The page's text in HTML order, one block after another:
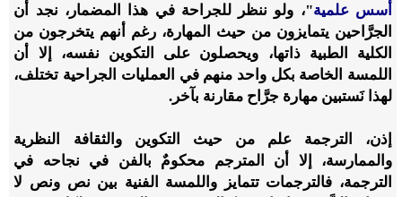
أسس علمية"، ولو ننظر للجراحة في هذا المضمار، نجد أن
الجرَّاحين يتمايزون من حيث المهارة، رغم أنهم يتخرجون من
الكلية الطبية ذاتها، ويحصلون على التكوين نفسه، إلا أن
اللمسة الخاصة بكل واحد منهم في العمليات الجراحية تختلف،
لهذا نَستبين مهارة جرَّاح مقارنة بآخر.
إذن، الترجمة علم من حيث التكوين والثقافة النظرية
والممارسة، إلا أن المترجم محكومٌ بالفن في نجاحه في
الترجمة، فالترجمات تتمايز واللمسة الفنية بين نص ونص لا